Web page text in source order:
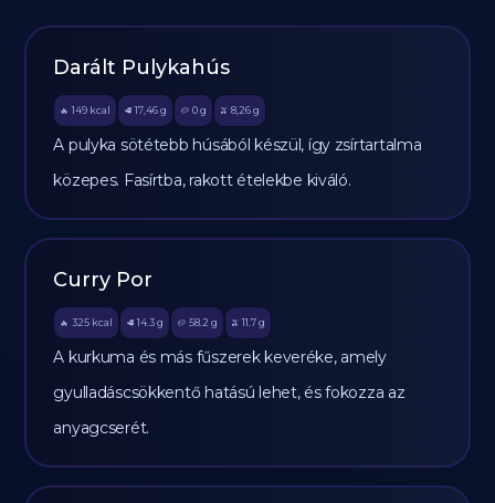
Darált Pulykahús
🔥 149 kcal 🥩 17,46 g 🥔 0g 🫒 8,26 g
A pulyka sötétebb húsából készül, így zsírtartalma
közepes. Fasírtba, rakott ételekbe kiváló.
Curry Por
🔥 325 kcal 🥩 14.3 g 🥔 58.2 g 🫒 11.7 g
A kurkuma és más fűszerek keveréke, amely
gyulladáscsökkentő hatású lehet, és fokozza az
anyagcserét.